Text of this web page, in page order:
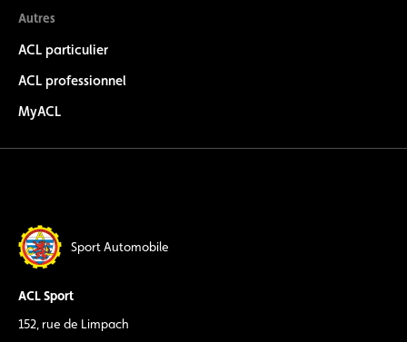
Autres
ACL particulier
ACL professionnel
MyACL
Sport Automobile
ACL Sport
152, rue de Limpach